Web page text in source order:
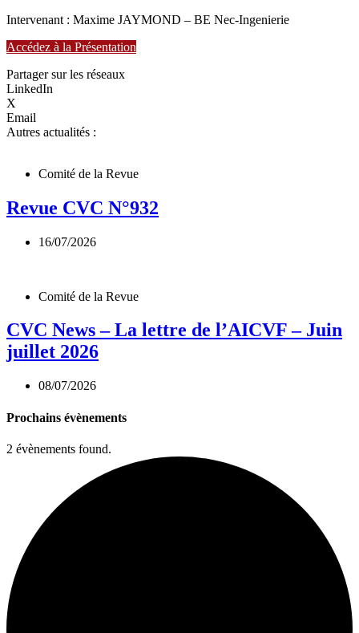
Intervenant : Maxime JAYMOND – BE Nec-Ingenierie
Accédez à la Présentation
Partager sur les réseaux
LinkedIn
X
Email
Autres actualités :
Comité de la Revue
Revue CVC N°932
16/07/2026
Comité de la Revue
CVC News – La lettre de l’AICVF – Juin
juillet 2026
08/07/2026
Prochains évènements
2 évènements found.